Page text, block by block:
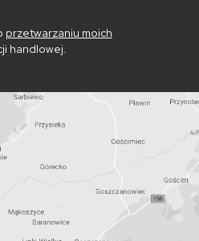
przetwarzaniu moich
handlowej.